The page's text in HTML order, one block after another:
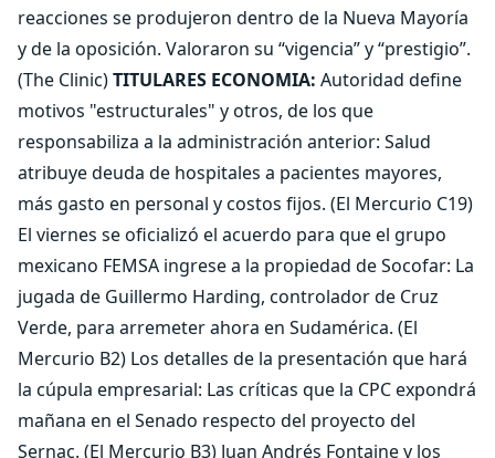
reacciones se produjeron dentro de la Nueva Mayoría
y de la oposición. Valoraron su “vigencia” y “prestigio”.
(The Clinic)TITULARES ECONOMIA: Autoridad define
motivos "estructurales" y otros, de los que
responsabiliza a la administración anterior: Salud
atribuye deuda de hospitales a pacientes mayores,
más gasto en personal y costos fijos. (El Mercurio C19)
El viernes se oficializó el acuerdo para que el grupo
mexicano FEMSA ingrese a la propiedad de Socofar: La
jugada de Guillermo Harding, controlador de Cruz
Verde, para arremeter ahora en Sudamérica. (El
Mercurio B2) Los detalles de la presentación que hará
la cúpula empresarial: Las críticas que la CPC expondrá
mañana en el Senado respecto del proyecto del
Sernac. (El Mercurio B3) Juan Andrés Fontaine y los